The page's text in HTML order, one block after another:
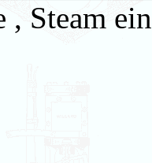
, Steam